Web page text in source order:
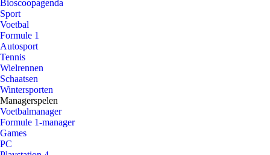
Bioscoopagenda
Sport
Voetbal
Formule 1
Autosport
Tennis
Wielrennen
Schaatsen
Wintersporten
Managerspelen
Voetbalmanager
Formule 1-manager
Games
PC